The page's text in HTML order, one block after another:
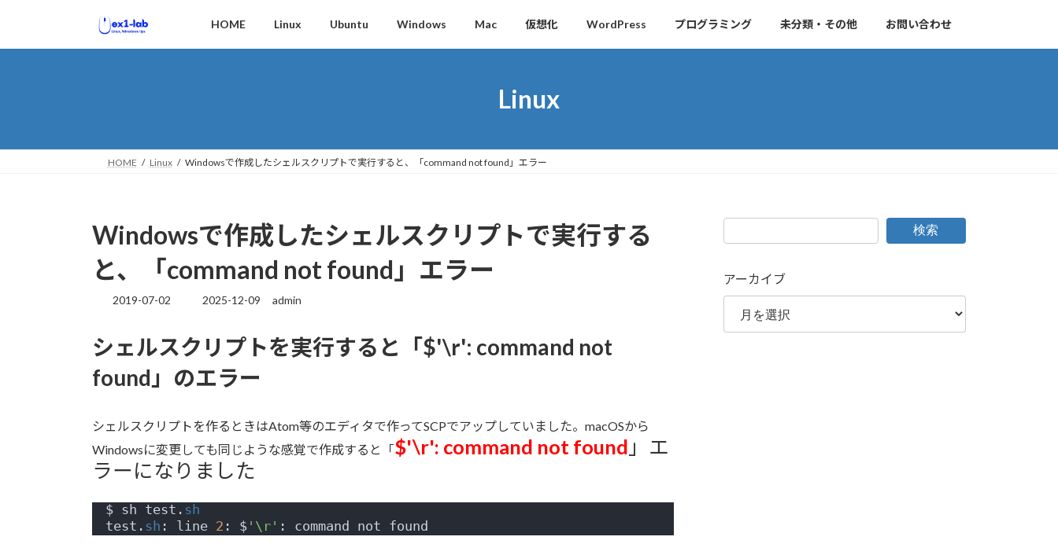
テ
ゲ
HOME Linux Ubuntu Windows Mac 仮想化 WordPress プログラミング 未分類・その他 お問い合わせ
Linux
HOME Linux Windowsで作成したシェルスクリプトで実行すると、「command not found」エラー
Windowsで作成したシェルスクリプトで実行する
と、「command not found」エラー
2019-07-02
最
新
2025-12-09 admin
シェルスクリプトを実行すると「$'\r': command not
found」のエラー
シェルスクリプトを作るときはAtom等のエディタで作ってSCPでアップしていました。macOSから
Windowsに変更しても同じような感覚で作成すると「$'\r': command not found 」 エ
ラーになりました
$ sh test. sh
test. sh : line 2 : $ '\r' : command not found
検索
アーカイブ